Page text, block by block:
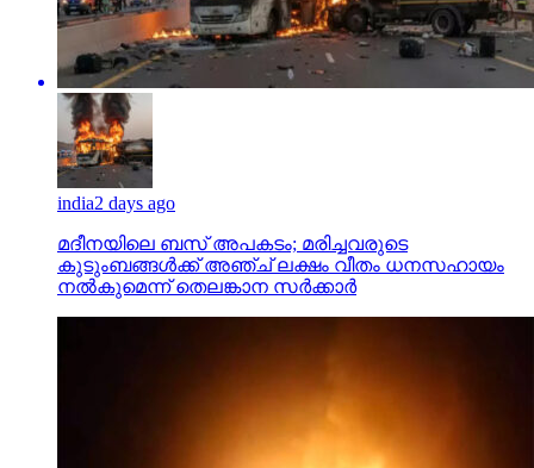
india2 days ago
മദീനയിലെ ബസ് അപകടം; മരിച്ചവരുടെ
കുടുംബങ്ങള്‍ക്ക് അഞ്ച് ലക്ഷം വീതം ധനസഹായം
നല്‍കുമെന്ന് തെലങ്കാന സര്‍ക്കാര്‍